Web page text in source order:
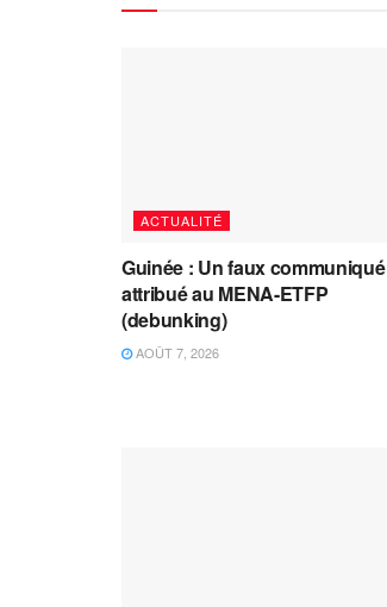
ACTUALITÉ
Guinée : Un faux communiqué
attribué au MENA-ETFP
(debunking)
AOÛT 7, 2026